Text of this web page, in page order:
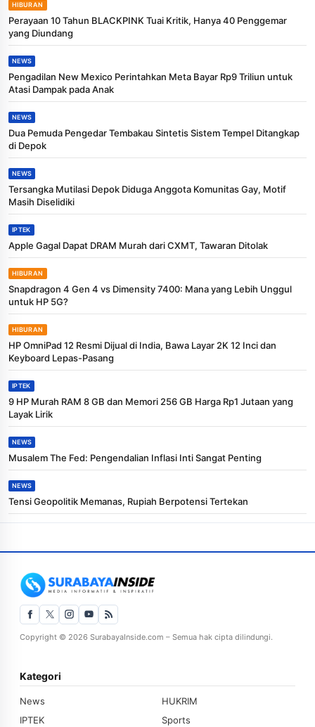
HIBURAN
Perayaan 10 Tahun BLACKPINK Tuai Kritik, Hanya 40 Penggemar
yang Diundang
NEWS
Pengadilan New Mexico Perintahkan Meta Bayar Rp9 Triliun untuk
Atasi Dampak pada Anak
NEWS
Dua Pemuda Pengedar Tembakau Sintetis Sistem Tempel Ditangkap
di Depok
NEWS
Tersangka Mutilasi Depok Diduga Anggota Komunitas Gay, Motif
Masih Diselidiki
IPTEK
Apple Gagal Dapat DRAM Murah dari CXMT, Tawaran Ditolak
HIBURAN
Snapdragon 4 Gen 4 vs Dimensity 7400: Mana yang Lebih Unggul
untuk HP 5G?
HIBURAN
HP OmniPad 12 Resmi Dijual di India, Bawa Layar 2K 12 Inci dan
Keyboard Lepas-Pasang
IPTEK
9 HP Murah RAM 8 GB dan Memori 256 GB Harga Rp1 Jutaan yang
Layak Lirik
NEWS
Musalem The Fed: Pengendalian Inflasi Inti Sangat Penting
NEWS
Tensi Geopolitik Memanas, Rupiah Berpotensi Tertekan
Copyright © 2026 SurabayaInside.com – Semua hak cipta dilindungi.
Kategori
News
HUKRIM
IPTEK
Sports